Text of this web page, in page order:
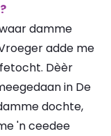
damme
adde me
Dèèr
in De
dochte,
'n ceedee